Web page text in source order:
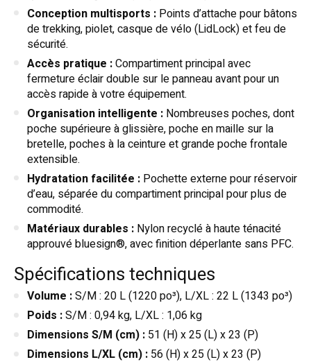
Conception multisports : Points d’attache pour bâtons
de trekking, piolet, casque de vélo (LidLock) et feu de
sécurité.
Accès pratique :Compartiment principal avec
fermeture éclair double sur le panneau avant pour un
accès rapide à votre équipement.
Organisation intelligente : Nombreuses poches, dont
poche supérieure à glissière, poche en maille sur la
bretelle, poches à la ceinture et grande poche frontale
extensible.
Hydratation facilitée : Pochette externe pour réservoir
d’eau, séparée du compartiment principal pour plus de
commodité.
Matériaux durables : Nylon recyclé à haute ténacité
approuvé bluesign®, avec finition déperlante sans PFC.
Spécifications techniques
Volume :S/M : 20 L (1220 po³), L/XL : 22 L (1343 po³)
Poids :S/M : 0,94 kg, L/XL : 1,06 kg
Dimensions S/M (cm) : 51 (H) x 25 (L) x 23 (P)
Dimensions L/XL (cm) : 56 (H) x 25 (L) x 23 (P)